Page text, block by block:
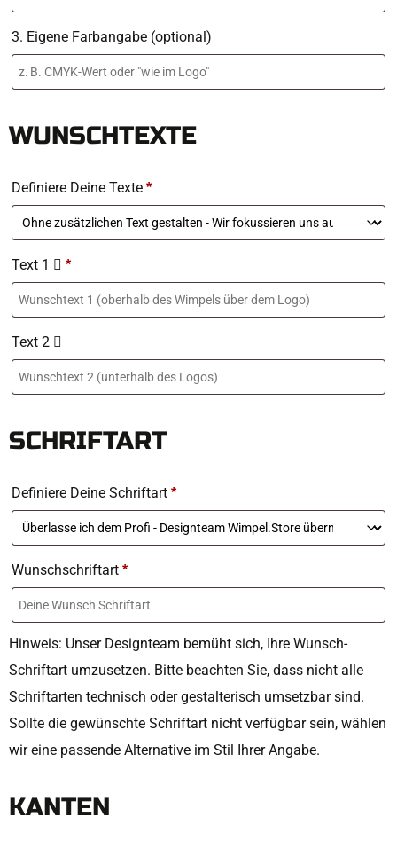
3. Eigene Farbangabe (optional)
WUNSCHTEXTE
Definiere Deine Texte *
Text 1 *
Text 2
SCHRIFTART
Definiere Deine Schriftart *
Wunschschriftart *
Hinweis: Unser Designteam bemüht sich, Ihre Wunsch-
Schriftart umzusetzen. Bitte beachten Sie, dass nicht alle
Schriftarten technisch oder gestalterisch umsetzbar sind.
Sollte die gewünschte Schriftart nicht verfügbar sein, wählen
wir eine passende Alternative im Stil Ihrer Angabe.
KANTEN